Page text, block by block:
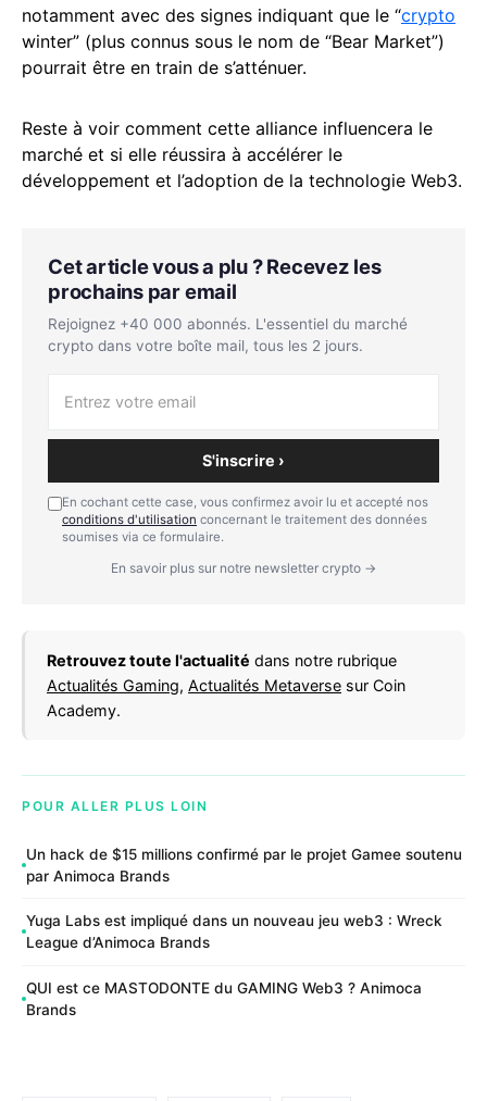
notamment avec des signes indiquant que le “crypto
winter” (plus connus sous le nom de “Bear Market”)
pourrait être en train de s’atténuer.
Reste à voir comment cette alliance influencera le
marché et si elle réussira à accélérer le
développement et l’adoption de la technologie Web3.
Cet article vous a plu ? Recevez les
prochains par email
Rejoignez +40 000 abonnés. L'essentiel du marché
crypto dans votre boîte mail, tous les 2 jours.
S'inscrire ›
En cochant cette case, vous confirmez avoir lu et accepté nos
conditions d'utilisation concernant le traitement des données
soumises via ce formulaire.
En savoir plus sur notre newsletter crypto →
Retrouvez toute l'actualité dans notre rubrique
Actualités Gaming, Actualités Metaverse sur Coin
Academy.
POUR ALLER PLUS LOIN
Un hack de $15 millions confirmé par le projet Gamee soutenu
par Animoca Brands
Yuga Labs est impliqué dans un nouveau jeu web3 : Wreck
League d’Animoca Brands
QUI est ce MASTODONTE du GAMING Web3 ? Animoca
Brands